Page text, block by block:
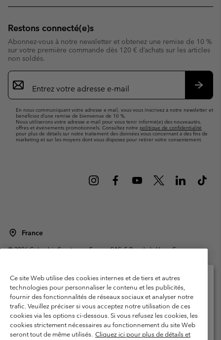
Restons connecté(e)s
Abonnez-vous à notre newsletter et obtenez une remise de 10 %
sur votre première commande dès 120 € d’achats sur les articles
non soldés.
Inscription
par
e-
En nous communiquant votre adresse e-mail, vous vous inscrivez à notre newsletter et
bénéficiez d’une remise de bienvenue de 10 %.
Nous utiliserons votre adresse e-mail pour vous tenir informé(e) des nouveautés,
offres et événements promotionnels. Consultez notre politique de confidentialité
pour plus de détails sur notre traitement des données vous concernant à des fins de
marketing et sur les moyens dont vous disposez pour retirer votre consentement.
France
©2026Columbia Sportswear Europe SAS. 5 Rue de la Haye, Espace
Garanties Légales
Politique de confidentialité
Conditions d'utilisation - Membres
Conditions D'utilisation - Contenu généré par l'utilisateur
Impressum
Cookies
Public CBCR
Ce site Web utilise des cookies internes et de tiers et autres
technologies pour personnaliser le contenu et les publicités,
fournir des fonctionnalités de réseaux sociaux et analyser notre
trafic. Veuillez préciser si vous acceptez notre utilisation de ces
cookies via les options ci-dessous. Si vous refusez les cookies, les
cookies strictement nécessaires au fonctionnement du site Web
seront tout de même utilisés. Cliquez ici pour plus de détails et
Veuillez sélectionner votre pays d’expédition et
votre langue
Achats en ligne disponibles